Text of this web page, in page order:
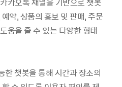
약, 상품의 홍보 및 판매, 주문
움을 줄 수 있는 다양한 형태
챗봇을 통해 시간과 장소의